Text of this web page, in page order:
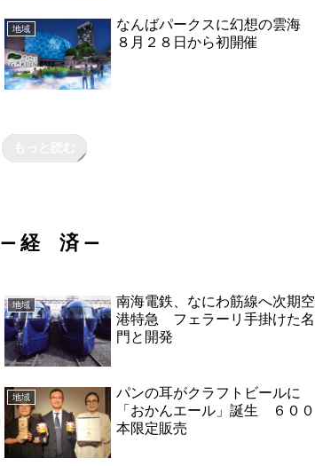
地域
なんばパークスに幻想の雲海
８月２８日から初開催
ー経 済ー
地域
南海電鉄、なにわ筋線へ次期空
港特急 フェラーリ手掛けた名
門と開発
地域
パンの耳がクラフトビールに
「おかんエール」誕生 ６００
本限定販売